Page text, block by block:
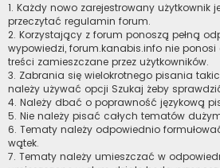
1. Każdy nowo zarejestrowany użytkownik
przeczytać regulamin forum.
2. Korzystający z forum ponoszą pełną
wypowiedzi, forum.kanabis.info nie
treści zamieszczane przez użytkowników.
3. Zabrania się wielokrotnego pisania
należy używać opcji Szukaj żeby
4. Należy dbać o poprawność językową
5. Nie należy pisać całych tematów
6. Tematy należy odpowiednio
wątek.
7. Tematy należy umieszczać w